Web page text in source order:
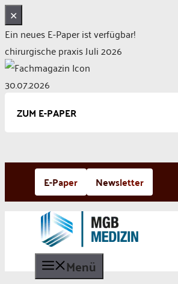
✕
Ein neues E-Paper ist verfügbar!
chirurgische praxis Juli 2026
30.07.2026
ZUM E-PAPER
springen
E-Paper Newsletter
Menü